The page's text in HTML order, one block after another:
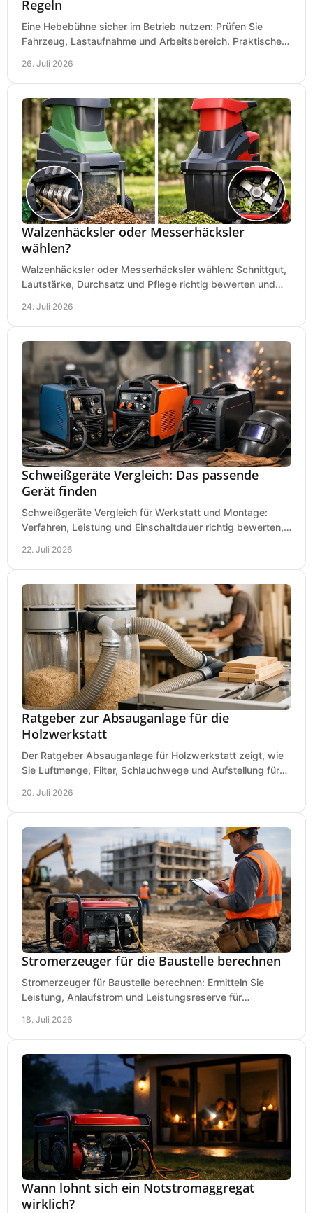
Regeln
Eine Hebebühne sicher im Betrieb nutzen: Prüfen Sie
Fahrzeug, Lastaufnahme und Arbeitsbereich. Praktische
26. Juli 2026
Walzenhäcksler oder Messerhäcksler
wählen?
Walzenhäcksler oder Messerhäcksler wählen: Schnittgut,
Lautstärke, Durchsatz und Pflege richtig bewerten und
24. Juli 2026
Schweißgeräte Vergleich: Das passende
Gerät finden
Schweißgeräte Vergleich für Werkstatt und Montage:
Verfahren, Leistung und Einschaltdauer richtig bewerten,
22. Juli 2026
Ratgeber zur Absauganlage für die
Holzwerkstatt
Der Ratgeber Absauganlage für Holzwerkstatt zeigt, wie
Sie Luftmenge, Filter, Schlauchwege und Aufstellung für
20. Juli 2026
Stromerzeuger für die Baustelle berechnen
Stromerzeuger für Baustelle berechnen: Ermitteln Sie
Leistung, Anlaufstrom und Leistungsreserve für
18. Juli 2026
Wann lohnt sich ein Notstromaggregat
wirklich?